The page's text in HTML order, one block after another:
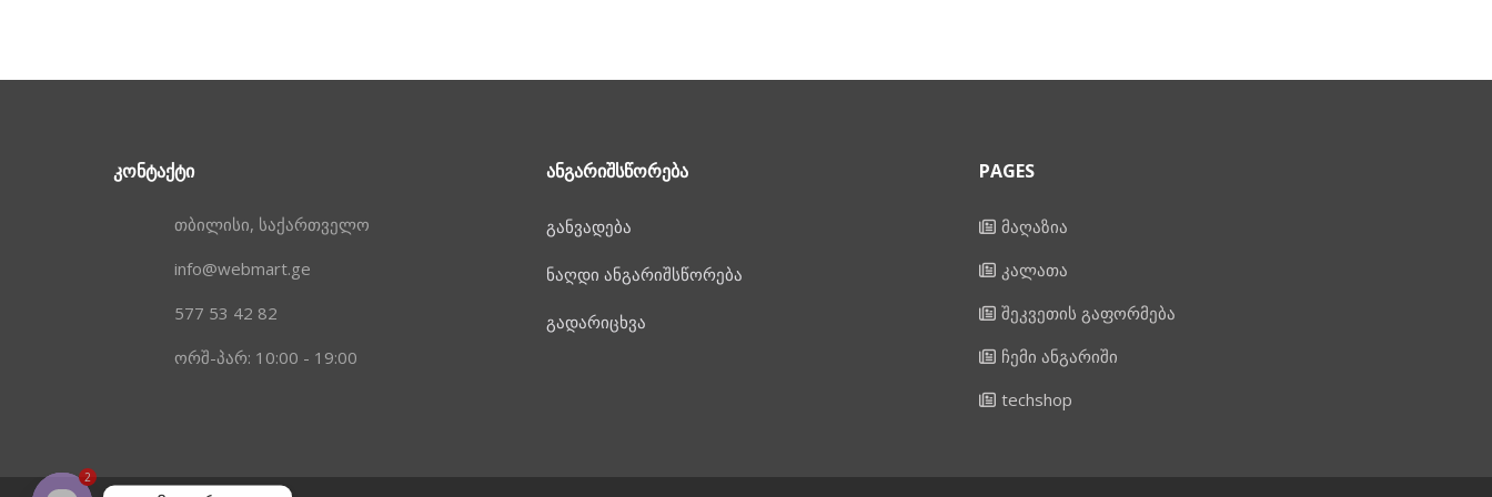
ᲙᲝᲜᲢᲐᲥᲢᲘ
თბილისი, საქართველო
info@webmart.ge
577 53 42 82
ორშ-პარ: 10:00 - 19:00
ᲐᲜᲒᲐᲠᲘᲨᲡᲬᲝᲠᲔᲑᲐ
განვადება
ნაღდი ანგარიშსწორება
გადარიცხვა
PAGES
მაღაზია
კალათა
შეკვეთის გაფორმება
ჩემი ანგარიში
techshop
2